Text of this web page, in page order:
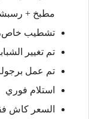
مطبخ + رسبشن + 2
تشطيب
تم تغيير
تم عمل
استلام فوري
السعر كاش